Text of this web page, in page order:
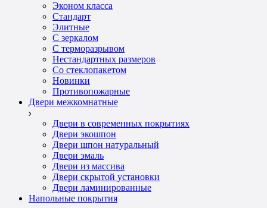
Эконом класса
Стандарт
Элитные
С зеркалом
С терморазрывом
Нестандартных размеров
Со стеклопакетом
Новинки
Противопожарные
Двери межкомнатные
Двери в современных покрытиях
Двери экошпон
Двери шпон натуральный
Двери эмаль
Двери из массива
Двери скрытой установки
Двери ламинированные
Напольные покрытия